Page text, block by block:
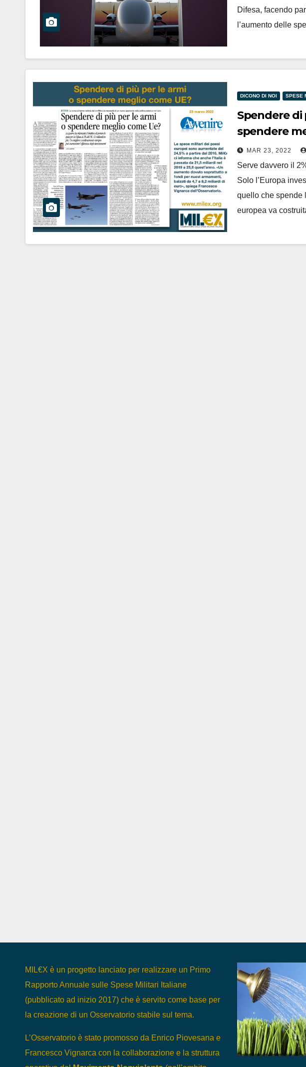
Difesa, facendo
l’aumento delle
DICONO DI NOI SPESE
Spendere di
spendere
MAR 23, 2022
Serve davvero il
Solo l’Europa
quello che spende
europea va
MIL€X è un progetto lanciato per realizzare un Primo
Rapporto Annuale sulle Spese Militari Italiane
(pubblicato ad inizio 2017) che è servito come base per
la creazione di un Osservatorio stabile sul tema.
L’Osservatorio è stato promosso da Enrico Piovesana e
Francesco Vignarca con la collaborazione e la struttura